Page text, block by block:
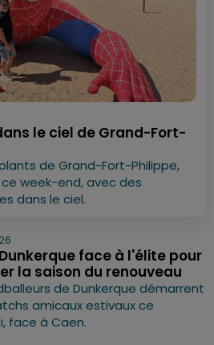
le ciel de Grand-Fort-
de Grand-Fort-Philippe,
week-end, avec des
dans le ciel.
face à l'élite pour
la saison du renouveau
de Dunkerque démarrent
amicaux estivaux ce
face à Caen.